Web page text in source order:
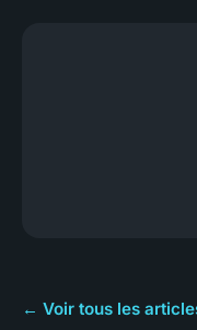
← Voir tous les